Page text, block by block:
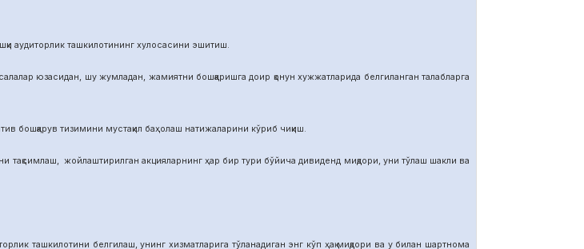
ташкилотининг хулосасини эшитиш.
юзасидан, шу жумладан, жамиятни бошқаришга доир қонун хужжатларида белгиланган талабларга
тизимини мустақил баҳолаш натижаларини кўриб чиқиш.
жойлаштирилган акцияларнинг ҳар бир тури бўйича дивиденд миқдори, уни тўлаш шакли ва
ташкилотини белгилаш, унинг хизматларига тўланадиган энг кўп ҳақ миқдори ва у билан шартнома